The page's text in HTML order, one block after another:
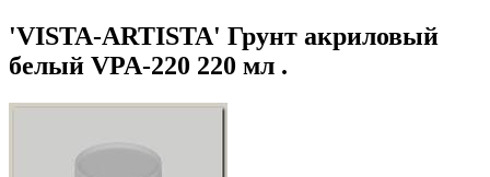
'VISTA-ARTISTA' Грунт акриловый
белый VPA-220 220 мл .